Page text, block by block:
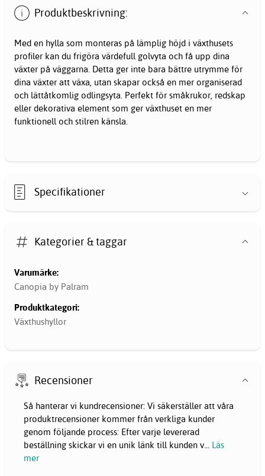
Produktbeskrivning:
Med en hylla som monteras på lämplig höjd i växthusets
profiler kan du frigöra värdefull golvyta och få upp dina
växter på väggarna. Detta ger inte bara bättre utrymme för
dina växter att växa, utan skapar också en mer organiserad
och lättåtkomlig odlingsyta. Perfekt för småkrukor, redskap
eller dekorativa element som ger växthuset en mer
funktionell och stilren känsla.
Specifikationer
Kategorier & taggar
Varumärke:
Canopia by Palram
Produktkategori:
Växthushyllor
Recensioner
Så hanterar vi kundrecensioner: Vi säkerställer att våra
produktrecensioner kommer från verkliga kunder
genom följande process: Efter varje levererad
beställning skickar vi en unik länk till kunden v... Läs
mer